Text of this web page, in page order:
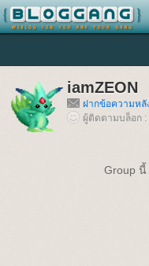
iamZEON
ฝากข้อความหลั
ผู้ติดตามบล็อก :
Group นี้